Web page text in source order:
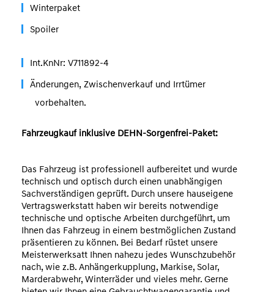
Winterpaket
Spoiler
Int.KnNr: V711892-4
Änderungen, Zwischenverkauf und Irrtümer
vorbehalten.
Fahrzeugkauf inklusive DEHN-Sorgenfrei-Paket:
Das Fahrzeug ist professionell aufbereitet und wurde
technisch und optisch durch einen unabhängigen
Sachverständigen geprüft. Durch unsere hauseigene
Vertragswerkstatt haben wir bereits notwendige
technische und optische Arbeiten durchgeführt, um
Ihnen das Fahrzeug in einem bestmöglichen Zustand
präsentieren zu können. Bei Bedarf rüstet unsere
Meisterwerksatt Ihnen nahezu jedes Wunschzubehör
nach, wie z.B. Anhängerkupplung, Markise, Solar,
Marderabwehr, Winterräder und vieles mehr. Gerne